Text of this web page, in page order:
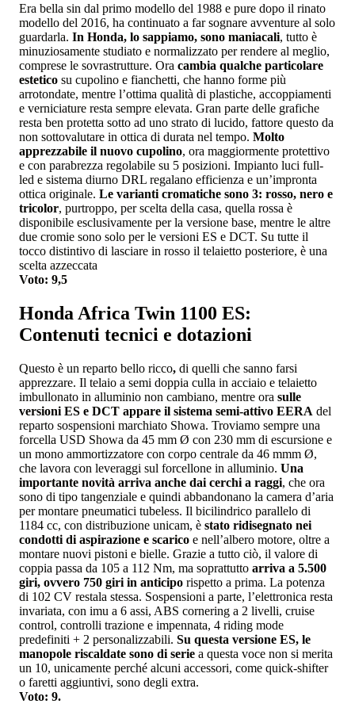
Era bella sin dal primo modello del 1988 e pure dopo il rinato
modello del 2016, ha continuato a far sognare avventure al solo
guardarla. In Honda, lo sappiamo, sono maniacali, tutto è
minuziosamente studiato e normalizzato per rendere al meglio,
comprese le sovrastrutture. Ora cambia qualche particolare
estetico su cupolino e fianchetti, che hanno forme più
arrotondate, mentre l’ottima qualità di plastiche, accoppiamenti
e verniciature resta sempre elevata. Gran parte delle grafiche
resta ben protetta sotto ad uno strato di lucido, fattore questo da
non sottovalutare in ottica di durata nel tempo. Molto
apprezzabile il nuovo cupolino, ora maggiormente protettivo
e con parabrezza regolabile su 5 posizioni. Impianto luci full-
led e sistema diurno DRL regalano efficienza e un’impronta
ottica originale. Le varianti cromatiche sono 3: rosso, nero e
tricolor, purtroppo, per scelta della casa, quella rossa è
disponibile esclusivamente per la versione base, mentre le altre
due cromie sono solo per le versioni ES e DCT. Su tutte il
tocco distintivo di lasciare in rosso il telaietto posteriore, è una
scelta azzeccata
Voto: 9,5
Honda Africa Twin 1100 ES:
Contenuti tecnici e dotazioni
Questo è un reparto bello ricco, di quelli che sanno farsi
apprezzare. Il telaio a semi doppia culla in acciaio e telaietto
imbullonato in alluminio non cambiano, mentre ora sulle
versioni ES e DCT appare il sistema semi-attivo EERA del
reparto sospensioni marchiato Showa. Troviamo sempre una
forcella USD Showa da 45 mm Ø con 230 mm di escursione e
un mono ammortizzatore con corpo centrale da 46 mmm Ø,
che lavora con leveraggi sul forcellone in alluminio. Una
importante novità arriva anche dai cerchi a raggi, che ora
sono di tipo tangenziale e quindi abbandonano la camera d’aria
per montare pneumatici tubeless. Il bicilindrico parallelo di
1184 cc, con distribuzione unicam, è stato ridisegnato nei
condotti di aspirazione e scarico e nell’albero motore, oltre a
montare nuovi pistoni e bielle. Grazie a tutto ciò, il valore di
coppia passa da 105 a 112 Nm, ma soprattutto arriva a 5.500
giri, ovvero 750 giri in anticipo rispetto a prima. La potenza
di 102 CV restala stessa. Sospensioni a parte, l’elettronica resta
invariata, con imu a 6 assi, ABS cornering a 2 livelli, cruise
control, controlli trazione e impennata, 4 riding mode
predefiniti + 2 personalizzabili. Su questa versione ES, le
manopole riscaldate sono di serie a questa voce non si merita
un 10, unicamente perché alcuni accessori, come quick-shifter
o faretti aggiuntivi, sono degli extra.
Voto: 9.